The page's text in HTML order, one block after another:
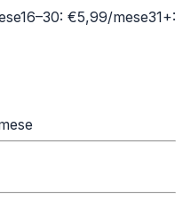
16–30: €5,99/mese31+: